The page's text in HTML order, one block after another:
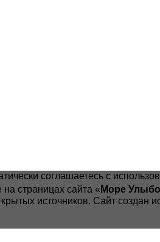
соглашаетесь с
страницах сайта « Море
источников. Сайт создан